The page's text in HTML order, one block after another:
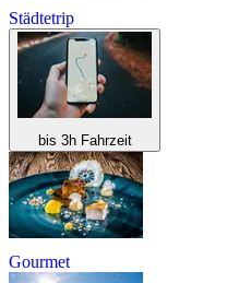
Städtetrip
bis 3h Fahrzeit
Gourmet